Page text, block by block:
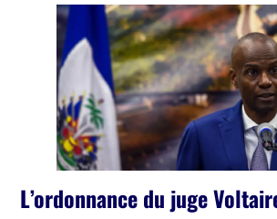
L’ordonnance du juge